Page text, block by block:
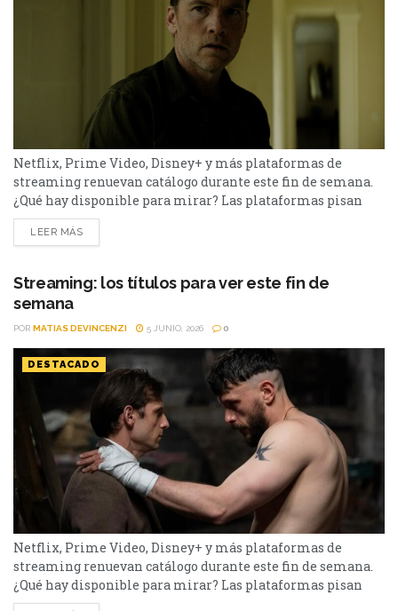
Netflix, Prime Video, Disney+ y más plataformas de
streaming renuevan catálogo durante este fin de semana.
¿Qué hay disponible para mirar? Las plataformas pisan
fuerte con una batería de lanzamientos que combinan
producciones locales y adaptaciones ambiciosas.
el menú tiene de todo. I Will Find You - Netflix Te
encontraré es una miniserie basada en...
LEER MÁS
Streaming: los títulos para ver este fin de
semana
POR MATIAS DEVINCENZI 5 JUNIO, 2026 0
DESTACADO
Netflix, Prime Video, Disney+ y más plataformas de
streaming renuevan catálogo durante este fin de semana.
¿Qué hay disponible para mirar? Las plataformas pisan
fuerte con una batería de lanzamientos que combinan